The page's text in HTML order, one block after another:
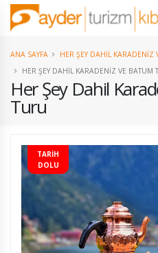
Her Şey Dahil
Turu
ANA SAYFA
HER ŞEY DAHIL KARADENIZ
HER ŞEY DAHIL KARADENIZ VE BATUM
TARİH
DOLU